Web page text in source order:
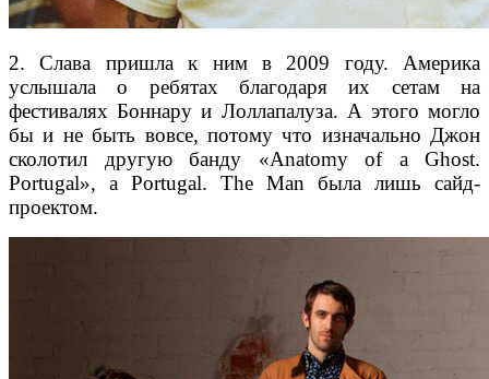
2. Слава пришла к ним в 2009 году. Америка
услышала о ребятах благодаря их сетам на
фестивалях Боннару и Лоллапалуза. А этого могло
бы и не быть вовсе, потому что изначально Джон
сколотил другую банду «Anatomy of a Ghost.
Portugal», а Portugal. The Man была лишь сайд-
проектом.